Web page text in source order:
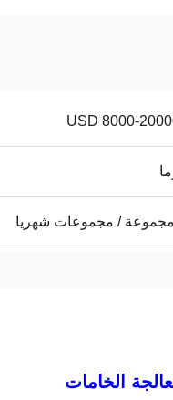
USD 8000-
الخامات